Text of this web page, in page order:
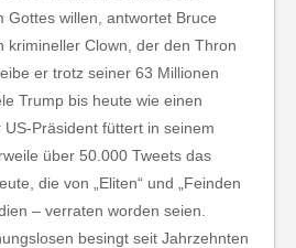
Gottes willen, antwortet Bruce
krimineller Clown, der den Thron
er trotz seiner 63 Millionen
Trump bis heute wie einen
Präsident füttert in seinem
über 50.000 Tweets das
die von „Eliten“ und „Feinden
– verraten worden seien.
besingt seit Jahrzehnten